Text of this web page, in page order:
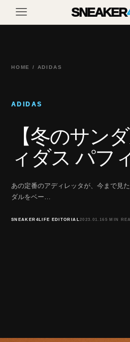
SNEAKER
HOME / ADIDAS
ADIDAS
【冬のサン
ィダス パフ
あの定番のアディレッタが、今まで見
ダルをベー…
SNEAKER4LIFE EDITORIAL2023.01.16 5 MIN